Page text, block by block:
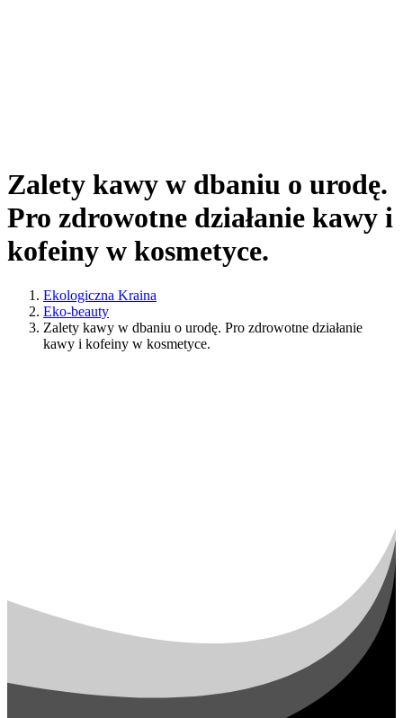
Zalety kawy w dbaniu o urodę.
Pro zdrowotne działanie kawy i
kofeiny w kosmetyce.
Ekologiczna Kraina
Eko-beauty
Zalety kawy w dbaniu o urodę. Pro zdrowotne działanie
kawy i kofeiny w kosmetyce.